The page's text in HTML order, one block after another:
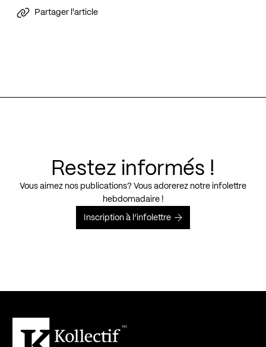
Partager l'article
Restez informés !
Vous aimez nos publications? Vous adorerez notre infolettre
hebdomadaire !
Inscription à l’infolettre